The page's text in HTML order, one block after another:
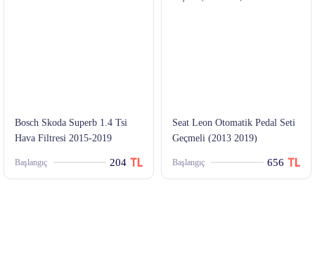
Bosch Skoda Superb 1.4 Tsi
Hava Filtresi 2015-2019
Başlangıç 204
Seat Leon Otomatik Pedal Seti
Geçmeli (2013 2019)
Başlangıç 656